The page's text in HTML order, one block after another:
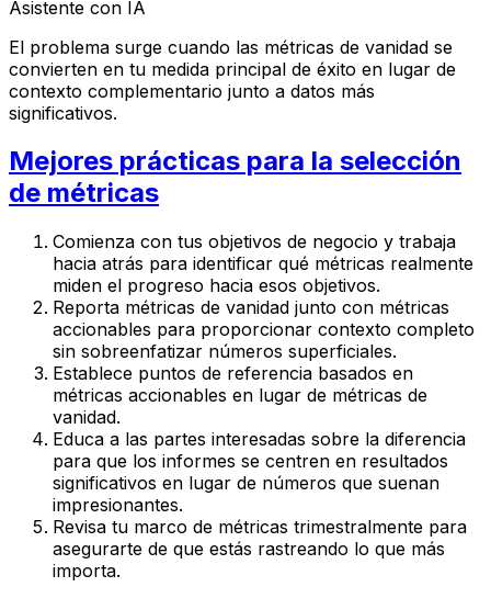
Asistente con IA
El problema surge cuando las métricas de vanidad se
convierten en tu medida principal de éxito en lugar de
contexto complementario junto a datos más
significativos.
Mejores prácticas para la selección
de métricas
Comienza con tus objetivos de negocio y trabaja
hacia atrás para identificar qué métricas realmente
miden el progreso hacia esos objetivos.
Reporta métricas de vanidad junto con métricas
accionables para proporcionar contexto completo
sin sobreenfatizar números superficiales.
Establece puntos de referencia basados en
métricas accionables en lugar de métricas de
vanidad.
Educa a las partes interesadas sobre la diferencia
para que los informes se centren en resultados
significativos en lugar de números que suenan
impresionantes.
Revisa tu marco de métricas trimestralmente para
asegurarte de que estás rastreando lo que más
importa.